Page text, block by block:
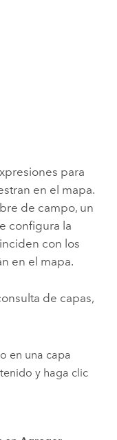
para
en el mapa.
de campo, un
configura la
con los
en el mapa.
de capas,
en una capa
y haga clic